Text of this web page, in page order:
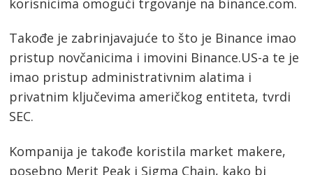
Takođe je zabrinjavajuće to što je Binance imao
pristup novčanicima i imovini Binance.US-a te je
imao pristup administrativnim alatima i
privatnim ključevima američkog entiteta, tvrdi
SEC.
Kompanija je takođe koristila market makere,
posebno Merit Peak i Sigma Chain, kako bi